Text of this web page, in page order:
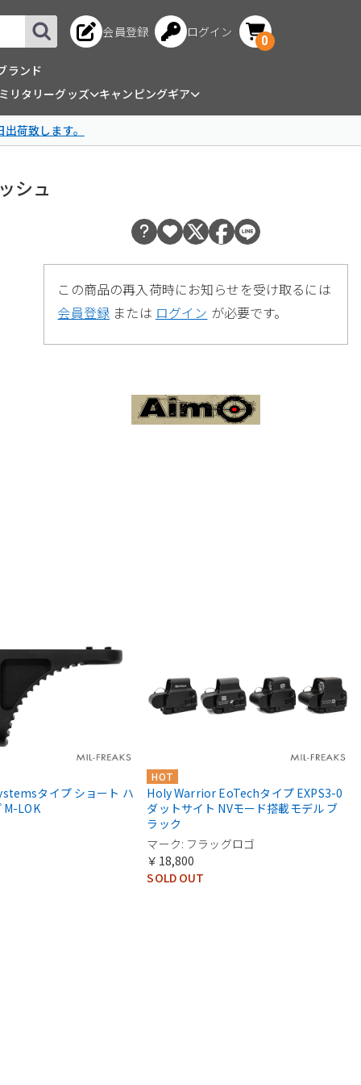
会員登録 ログイン
0
ランド
リタリーグッズ キャンピングギア
荷致します。
シュ
この商品の再入荷時にお知らせを受け取るには
会員登録 または ログイン が必要です。
タイプ ショート ハ
M-LOK
HOT
Holy Warrior EoTechタイプ EXPS3-0
ダットサイト NVモード搭載モデル ブ
ラック
マーク: フラッグロゴ
￥18,800
SOLD OUT